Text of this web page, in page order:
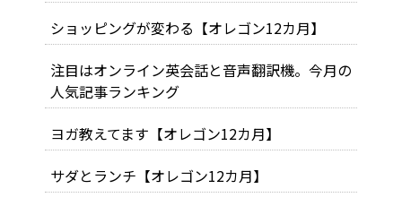
ショッピングが変わる【オレゴン12カ月】
注目はオンライン英会話と音声翻訳機。今月の
人気記事ランキング
ヨガ教えてます【オレゴン12カ月】
サダとランチ【オレゴン12カ月】